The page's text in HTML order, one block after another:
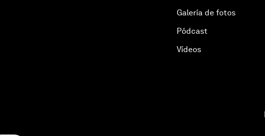
Galería de fotos
Pódcast
Vídeos